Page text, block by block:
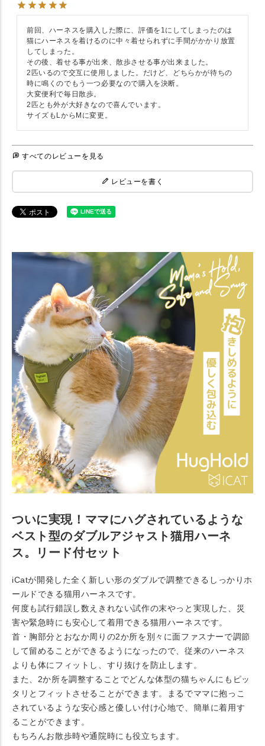
前回、ハーネスを購入した際に、評価を1にしてしまったのは
猫にハーネスを着けるのに中々着せられずに手間がかかり放置
してしまった。
その後、着せる事が出来、散歩させる事が出来ました。
2匹いるので交互に使用しました。だけど、どちらかが待ちの
時に鳴くのでもう一つ必要なので購入を決断。
大変便利で毎日散歩。
2匹とも外が大好きなので喜んでいます。
サイズもLからMに変更。
すべてのレビューを見る
レビューを書く
ついに実現！ママにハグされているような
ベスト型のダブルアジャスト猫用ハーネ
ス。リード付セット
iCatが開発した全く新しい形のダブルで調整できるしっかりホ
ールドできる猫用ハーネスです。
何度も試行錯誤し数えきれない試作の末やっと実現した、災
害や緊急時にも安心して着用できる猫用ハーネスです。
首・胸部分とおなか周りの2か所を別々に面ファスナーで調節
して留めることができるようになったので、従来のハーネス
よりも体にフィットし、すり抜けを防止します。
また、2か所を調整することでどんな体型の猫ちゃんにもピッ
タリとフィットさせることができます。まるでママに抱っこ
されているような安心感と優しい付け心地で、簡単に着用す
ることができます。
もちろんお散歩時や通院時にも役立ちます。